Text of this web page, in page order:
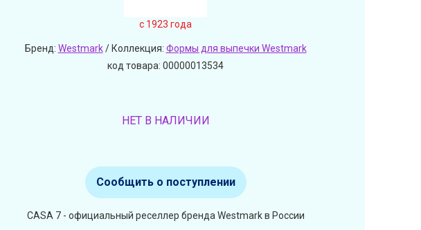
c 1923 года
Бренд: Westmark/ Коллекция: Формы для выпечки Westmark
код товара: 00000013534
НЕТ В НАЛИЧИИ
Сообщить о поступлении
CASA 7 - официальный реселлер бренда Westmark в России